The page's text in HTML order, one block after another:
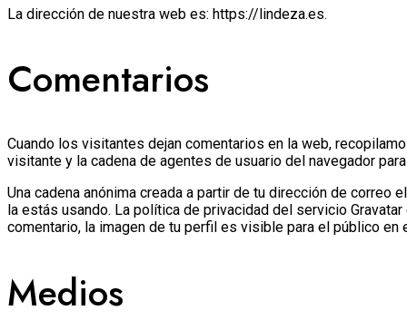
La dirección de nuestra web es: https://lindeza.es.
Comentarios
Cuando los visitantes dejan comentarios en la web,
visitante y la cadena de agentes de usuario del navegador
Una cadena anónima creada a partir de tu dirección de
la estás usando. La política de privacidad del servicio
comentario, la imagen de tu perfil es visible para el público en
Medios